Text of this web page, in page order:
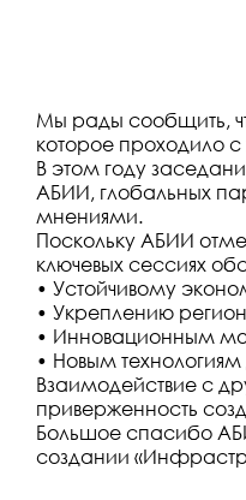
Мы рады сообщить,
которое проходило с
В этом году
АБИИ, глобальных
мнениями.
Поскольку АБИИ
ключевых сессиях
• Устойчивому
• Укреплению
• Инновационным
• Новым
Взаимодействие с
приверженность
Большое спасибо
создании